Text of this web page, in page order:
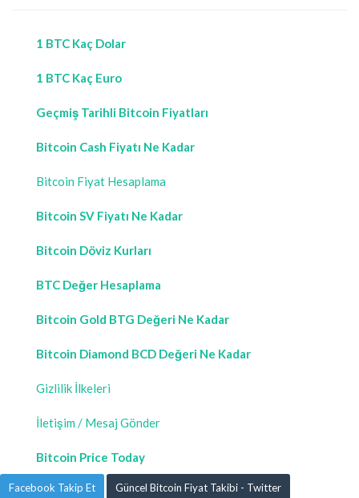
1 BTC Kaç Dolar
1 BTC Kaç Euro
Geçmiş Tarihli Bitcoin Fiyatları
Bitcoin Cash Fiyatı Ne Kadar
Bitcoin Fiyat Hesaplama
Bitcoin SV Fiyatı Ne Kadar
Bitcoin Döviz Kurları
BTC Değer Hesaplama
Bitcoin Gold BTG Değeri Ne Kadar
Bitcoin Diamond BCD Değeri Ne Kadar
Gizlilik İlkeleri
İletişim / Mesaj Gönder
Bitcoin Price Today
Facebook Takip Et Güncel Bitcoin Fiyat Takibi - Twitter